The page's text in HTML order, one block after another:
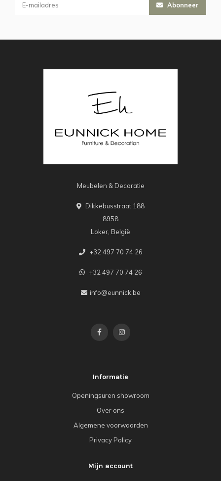
Abonneer
Meubelen & Decoratie
Dikkebusstraat 188
8958
Loker, België
+32 497 70 74 26
+32 497 70 74 26
info@eunnick.be
Informatie
Openingsuren showroom
Over ons
Algemene voorwaarden
Privacy Policy
Mijn account